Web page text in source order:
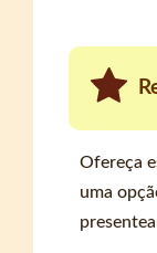
Ofereça
uma